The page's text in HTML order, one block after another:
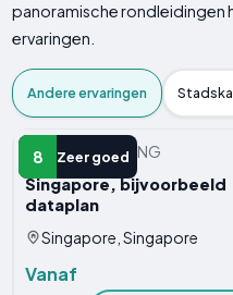
panoramische
ervaringen.
Andere ervaringen
8 Zeer goed
ANDERE ERVARING
Singapore, bijvoorbeeld
dataplan
Singapore, Singapore
Vanaf